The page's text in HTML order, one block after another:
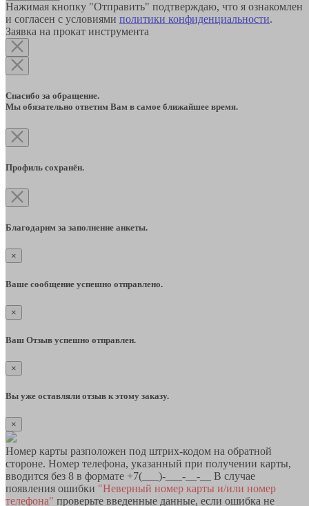
Нажимая кнопку "Отправить" подтверждаю, что я ознакомлен
и согласен с условиями политики конфиденциальности.
Заявка на прокат инструмента
Спасибо за обращение.
Мы обязательно ответим Вам в самое ближайшее время.
Профиль сохранён.
Благодарим за заполнение анкеты.
×
Ваше сообщение успешно отправлено.
×
Ваш Отзыв успешно отправлен.
×
Вы уже оставляли отзыв к этому заказу.
×
Номер карты разположен под штрих-кодом на обратной
стороне. Номер телефона, указанный при получении карты,
вводится без 8 в формате +7(___)-___-__-__ В случае
появления ошибки "Неверный номер карты и/или номер
телефона" проверьте введенные данные, если ошибка не